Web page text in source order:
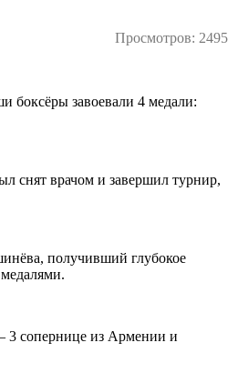
Просмотров: 2495
боксёры завоевали 4 медали:
снят врачом и завершил турнир,
получивший глубокое
3 сопернице из Армении и